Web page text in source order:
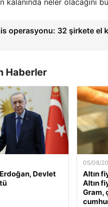
kalanında neler
operasyonu: 32 şirkete el
Haberler
Devlet
05/08/
Altın
Altın
Gram,